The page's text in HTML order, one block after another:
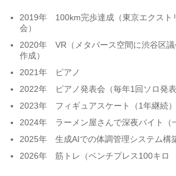
2019年 100km完歩達成（東京エクスト
会）
2020年 VR（メタバース空間に渋谷区議
作成）
2021年 ピアノ
2022年 ピアノ発表会（毎年1回ソロ発表
2023年 フィギュアスケート（1年継続）
2024年 ラーメン屋さんで深夜バイト（
2025年 生成AIでの体調管理システム構
2026年 筋トレ（ベンチプレス100キ